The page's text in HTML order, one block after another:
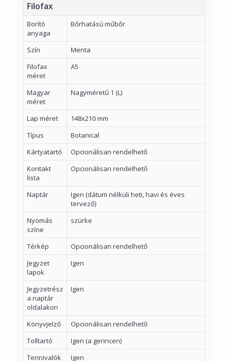
Filofax
Borító
anyaga
Bőrhatású műbőr
Szín
Menta
Filofax
méret
A5
Magyar
méret
Nagyméretű 1 (L)
Lap méret
148x210 mm
Típus
Botanical
Kártyatartó
Opcionálisan rendelhető
Kontakt
lista
Opcionálisan rendelhető
Naptár
Igen (dátum nélküli heti, havi és éves
tervező)
Nyomás
színe
szürke
Térkép
Opcionálisan rendelhető
Jegyzet
lapok
Igen
Jegyzetrész
a naptár
oldalakon
Igen
Könyvjelző
Opcionálisan rendelhető
Tolltartó
Igen (a gerincen)
Tennivalók
Igen